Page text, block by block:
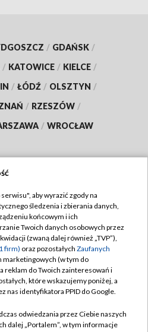
/ GDAŃSK /
/ KATOWICE / KIELCE /
/ ŁÓDŹ / OLSZTYN /
/ RZESZÓW /
/ WROCŁAW
TVP
TVP
prywatności
zgody
Pomoc
Kontakt
aby wyrazić zgody na
śledzenia i zbierania danych,
końcowym i ich
Twoich danych osobowych przez
(zwaną dalej również „TVP”),
firm) oraz pozostałych Zaufanych
marketingowych (w tym do
reklam do Twoich zainteresowań i
które wskazujemy poniżej, a
nas identyfikatora PPID do Google.
odwiedzania przez Ciebie naszych
dalej „Portalem”, w tym informacje